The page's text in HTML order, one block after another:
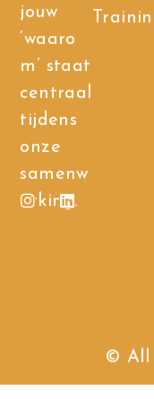
jouw
‘waaro
m’ staat
centraal
tijdens
onze
samenw
erking.
© All